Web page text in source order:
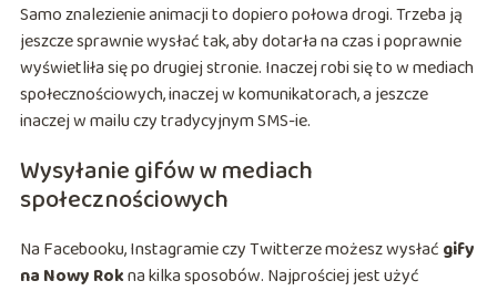
Samo znalezienie animacji to dopiero połowa drogi. Trzeba ją
jeszcze sprawnie wysłać tak, aby dotarła na czas i poprawnie
wyświetliła się po drugiej stronie. Inaczej robi się to w mediach
społecznościowych, inaczej w komunikatorach, a jeszcze
inaczej w mailu czy tradycyjnym SMS-ie.
Wysyłanie gifów w mediach
społecznościowych
Na Facebooku, Instagramie czy Twitterze możesz wysłać gify
na Nowy Rokna kilka sposobów. Najprościej jest użyć